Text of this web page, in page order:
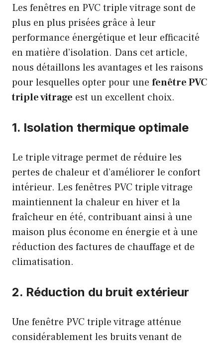
Les fenêtres en PVC triple vitrage sont de
plus en plus prisées grâce à leur
performance énergétique et leur efficacité
en matière d’isolation. Dans cet article,
nous détaillons les avantages et les raisons
pour lesquelles opter pour une fenêtre PVC
triple vitrage est un excellent choix.
1. Isolation thermique optimale
Le triple vitrage permet de réduire les
pertes de chaleur et d’améliorer le confort
intérieur. Les fenêtres PVC triple vitrage
maintiennent la chaleur en hiver et la
fraîcheur en été, contribuant ainsi à une
maison plus économe en énergie et à une
réduction des factures de chauffage et de
climatisation.
2. Réduction du bruit extérieur
Une fenêtre PVC triple vitrage atténue
considérablement les bruits venant de